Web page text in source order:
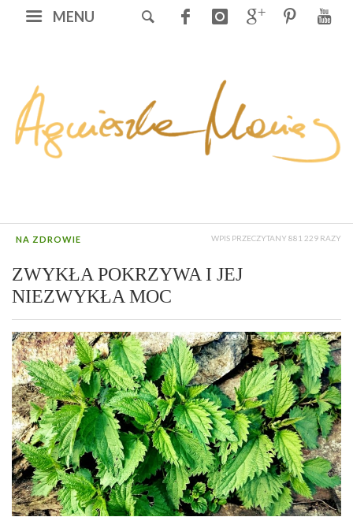
MENU
NA ZDROWIE WPIS PRZECZYTANY 881 229 RAZY
ZWYKŁA POKRZYWA I JEJ
NIEZWYKŁA MOC